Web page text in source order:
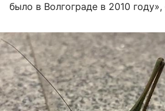
было в Волгограде в 2010